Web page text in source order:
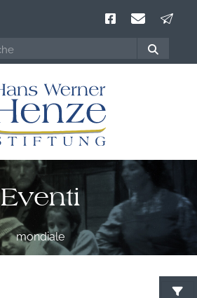
Eventi
mondiale